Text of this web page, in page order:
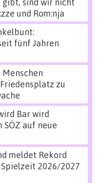
und Rom:nja
fünf Jahren
Menschen
zu
Bar wird
SÖZ auf neue
meldet Rekord
2026/2027